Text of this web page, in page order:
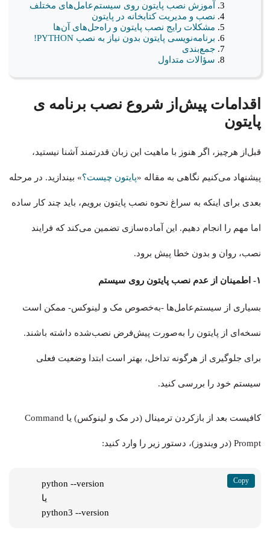
آموزش نصب پایتون روی سیستم‌عامل‌های مختلف
نصب و مدیریت کتابخانه در پایتون
مشکلات رایج نصب پایتون و راه‌حل‌های آن‌ها
برنامه‌نویسی پایتون بدون نیاز به نصب PYTHON!
جمع‌بندی
سؤالات متداول
اقدامات پیش‌از شروع نصب برنامه ی
پایتون
قبل‌از هرچیز،‌ اگر هنوز با ماهیت این زبان قدرتمند آشنا نیستید،
پیشنهاد می‌کنیم نگاهی به مقاله «پایتون چیست؟» بیندازید. در مرحله
بعدی برای اینکه به سراغ نحوه نصب پایتون برویم، باید چند کار ساده
اما مهم را انجام دهیم. این آماده‌سازی تضمین می‌کند که فرایند
نصب، روان و بدون خطا پیش برود.
۱- اطمینان از عدم نصب پایتون روی سیستم
بسیاری از سیستم‌عامل‌ها -به‌خصوص مک و لینوکس- ممکن است
نسخه‌ای از پایتون را به‌صورت پیش‌فرض نصب‌شده داشته باشند.
برای جلوگیری از هرگونه تداخل، بهتر است ابتدا وضعیت فعلی
سیستم خود را بررسی کنید.
کافیست بعد از بازکردن ترمینال (در مک و لینوکس) یا Command
Prompt (در ویندوز)، دستور زیر را وارد کنید:
python --version
یا
python3 --version